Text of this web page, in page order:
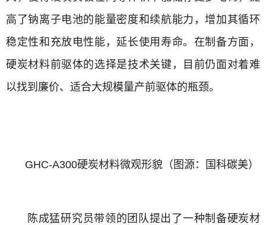
高了钠离子电池的能量密度和续航能力，增加其循环
稳定性和充放电性能，延长使用寿命。在制备方面，
硬炭材料前驱体的选择是技术关键，目前仍面对着难
以找到廉价、适合大规模量产前驱体的瓶颈。
GHC-A300硬炭材料微观形貌（图源：国科碳美）
陈成猛研究员带领的团队提出了一种制备硬炭材